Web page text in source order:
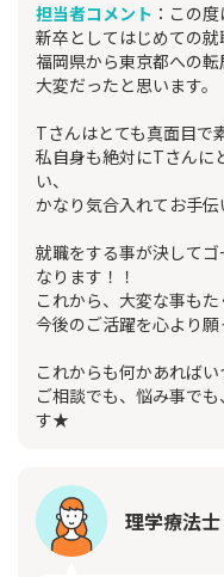
担当者コメント ：この
新卒としてはじめての就
福岡県から東京都への
大変だったと思います。
Tさんはとても真面目で
私自身も絶対にTさんに
い、
かなり気合入れてお手伝
就職をする事が決して
なります！！
これから、大変な事もた
今後のご活躍を心より願
これからも何かあればい
ご相談でも、悩み事で
す★
理学療法士